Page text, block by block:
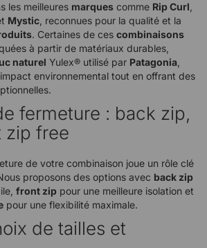
les meilleures marques comme Rip Curl
Mystic , reconnues pour la qualité et la
. Certaines de ces combinaisons
à partir de matériaux durables,
naturel Yulex® utilisé par Patagonia
environnemental tout en offrant des
fermeture : back zip,
zip free
de votre combinaison joue un rôle clé
proposons des options avec back zip
front zip pour une meilleure isolation et
pour une flexibilité maximale.
de tailles et